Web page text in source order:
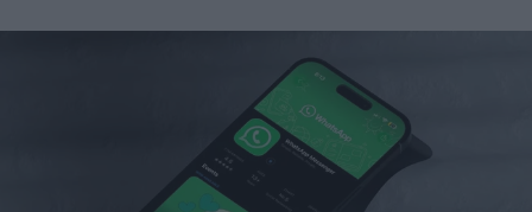
alguna vez has recibido un correo
electrónico avisando que tu cuenta será
restringida a menos que actúes de
inmediato, reconocerás el patrón. La
diferencia es que esta campaña se ha